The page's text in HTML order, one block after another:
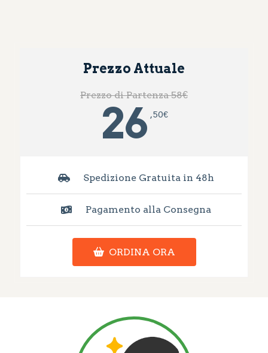
Prezzo Attuale
Prezzo di Partenza 58€
26 , 50€
Spedizione Gratuita in 48h
Pagamento alla Consegna
ORDINA ORA